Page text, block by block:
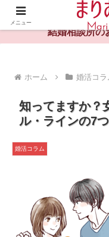
婚活や出会いの体
結婚相談所の
ホーム 婚活コラ
知ってますか？
ル・ラインの7
婚活コラム
メニュー